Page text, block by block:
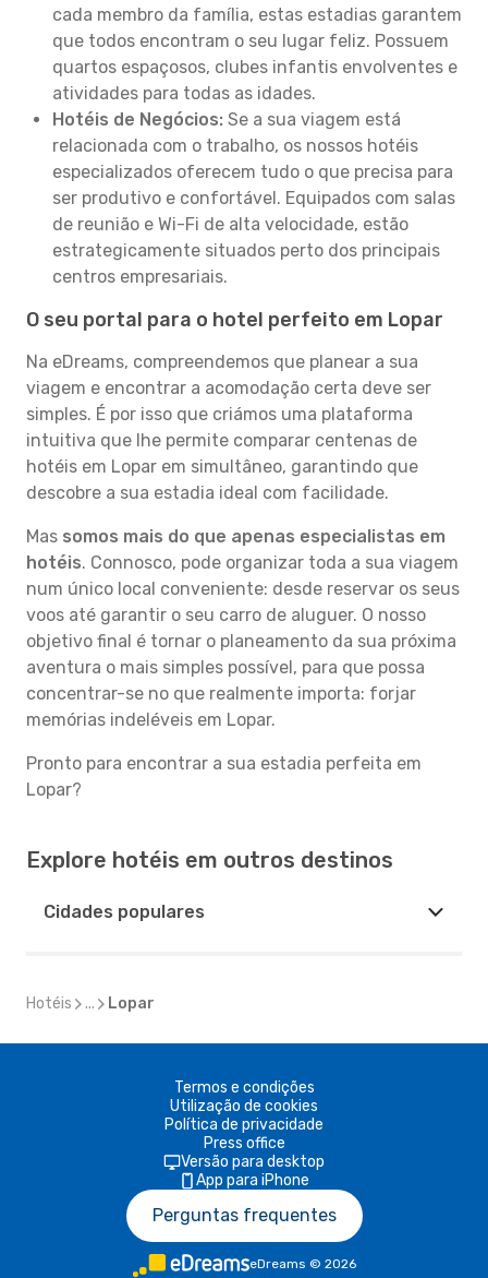
cada membro da família, estas estadias garantem
que todos encontram o seu lugar feliz. Possuem
quartos espaçosos, clubes infantis envolventes e
atividades para todas as idades.
Hotéis de Negócios: Se a sua viagem está
relacionada com o trabalho, os nossos hotéis
especializados oferecem tudo o que precisa para
ser produtivo e confortável. Equipados com salas
de reunião e Wi-Fi de alta velocidade, estão
estrategicamente situados perto dos principais
centros empresariais.
O seu portal para o hotel perfeito em Lopar
Na eDreams, compreendemos que planear a sua
viagem e encontrar a acomodação certa deve ser
simples. É por isso que criámos uma plataforma
intuitiva que lhe permite comparar centenas de
hotéis em Lopar em simultâneo, garantindo que
descobre a sua estadia ideal com facilidade.
Mas somos mais do que apenas especialistas em
hotéis. Connosco, pode organizar toda a sua viagem
num único local conveniente: desde reservar os seus
voos até garantir o seu carro de aluguer. O nosso
objetivo final é tornar o planeamento da sua próxima
aventura o mais simples possível, para que possa
concentrar-se no que realmente importa: forjar
memórias indeléveis em Lopar.
Pronto para encontrar a sua estadia perfeita em
Lopar?
Explore hotéis em outros destinos
Cidades populares
Hotéis ... Lopar
Termos e condições
Utilização de cookies
Política de privacidade
Press office
Versão para desktop
App para iPhone
Perguntas frequentes
eDreams © 2026